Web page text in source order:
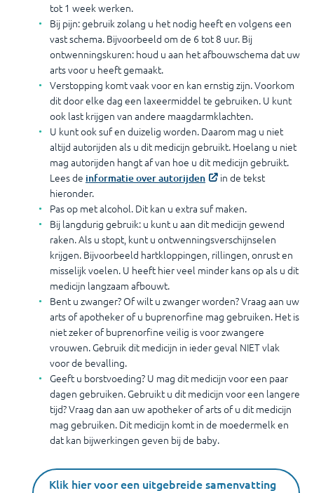
tot 1 week werken.
Bij pijn: gebruik zolang u het nodig heeft en volgens een
vast schema. Bijvoorbeeld om de 6 tot 8 uur. Bij
ontwenningskuren: houd u aan het afbouwschema dat uw
arts voor u heeft gemaakt.
Verstopping komt vaak voor en kan ernstig zijn. Voorkom
dit door elke dag een laxeermiddel te gebruiken. U kunt
ook last krijgen van andere maagdarmklachten.
U kunt ook suf en duizelig worden. Daarom mag u niet
altijd autorijden als u dit medicijn gebruikt. Hoelang u niet
mag autorijden hangt af van hoe u dit medicijn gebruikt.
Lees de informatie over autorijden
in de tekst
hieronder.
Pas op met alcohol. Dit kan u extra suf maken.
Bij langdurig gebruik: u kunt u aan dit medicijn gewend
raken. Als u stopt, kunt u ontwenningsverschijnselen
krijgen. Bijvoorbeeld hartkloppingen, rillingen, onrust en
misselijk voelen. U heeft hier veel minder kans op als u dit
medicijn langzaam afbouwt.
Bent u zwanger? Of wilt u zwanger worden? Vraag aan uw
arts of apotheker of u buprenorfine mag gebruiken. Het is
niet zeker of buprenorfine veilig is voor zwangere
vrouwen. Gebruik dit medicijn in ieder geval NIET vlak
voor de bevalling.
Geeft u borstvoeding? U mag dit medicijn voor een paar
dagen gebruiken. Gebruikt u dit medicijn voor een langere
tijd? Vraag dan aan uw apotheker of arts of u dit medicijn
mag gebruiken. Dit medicijn komt in de moedermelk en
dat kan bijwerkingen geven bij de baby.
Klik hier voor een uitgebreide samenvatting